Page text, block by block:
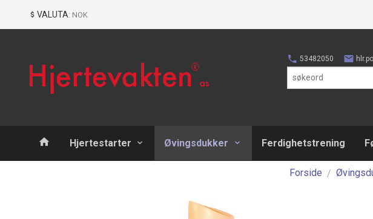
VALUTA: NOK
53482050
Produkter
Hjertestarter Øvingsdukker Ferdighetstrening
Forside